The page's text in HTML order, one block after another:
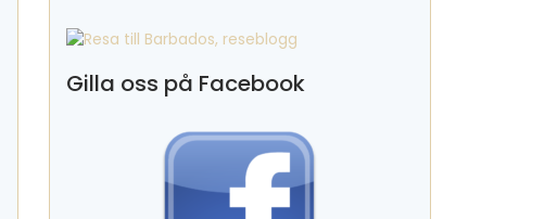
Gilla oss på Facebook